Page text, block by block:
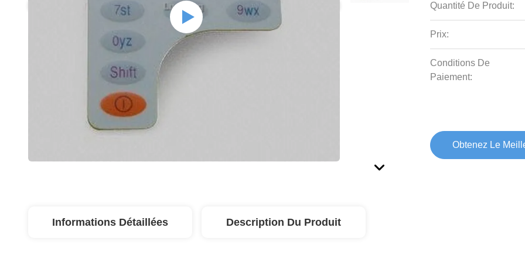
Quantité De Produit:
Prix:
Conditions De
Paiement:
Obtenez Le
Informations Détaillées Description Du Produit